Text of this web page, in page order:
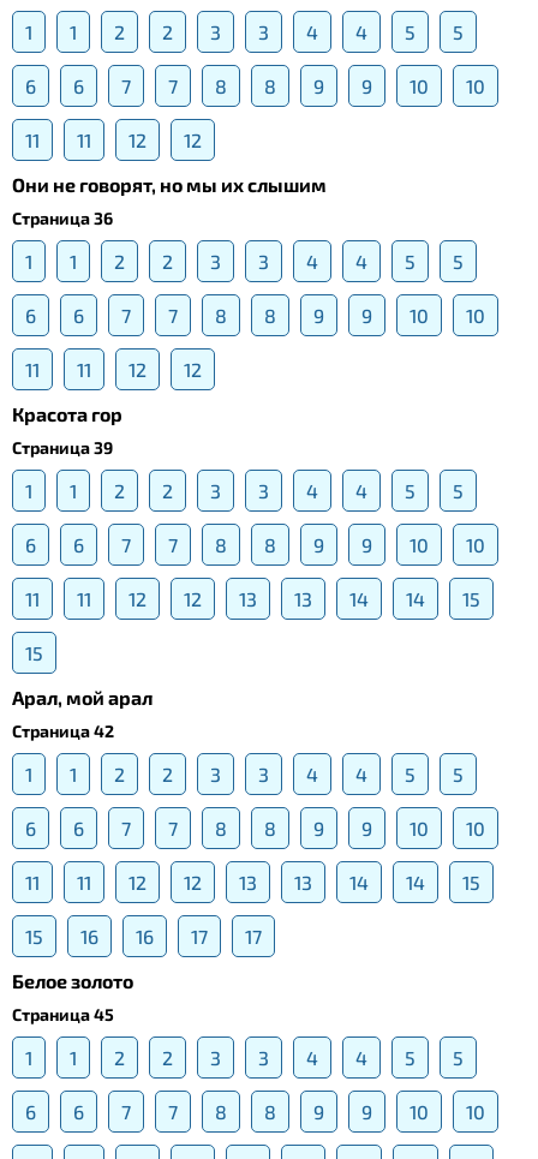
1 1 2 2 3 3 4 4 5 5
6 6 7 7 8 8 9 9 10 10
11 11 12
12
Они не говорят, но мы их слышим
Страница 36
1 1 2 2 3 3 4 4 5 5
6 6 7 7 8 8 9 9 10 10
11 11 12
12
Красота гор
Страница 39
1 1 2 2 3 3 4 4 5 5
6 6 7 7 8 8 9 9 10 10
11 11 12 12 13 13 14 14 15
15
Арал, мой арал
Страница 42
1 1 2 2 3 3 4 4 5 5
6 6 7 7 8 8 9 9 10 10
11 11 12 12 13 13 14 14 15
15 16 16 17
17
Белое золото
Страница 45
1 1 2 2 3 3 4 4 5 5
6 6 7 7 8 8 9 9 10 10